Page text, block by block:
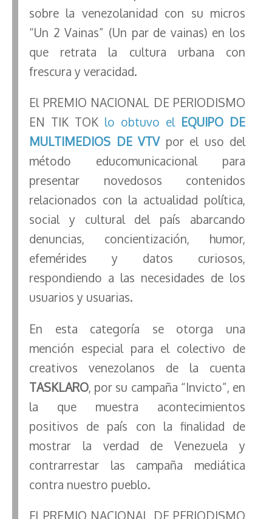
sobre la venezolanidad con su micros
“Un 2 Vainas” (Un par de vainas) en los
que retrata la cultura urbana con
frescura y veracidad.
El PREMIO NACIONAL DE PERIODISMO
EN TIK TOK lo obtuvo el EQUIPO DE
MULTIMEDIOS DE VTVpor el uso del
método educomunicacional para
presentar novedosos contenidos
relacionados con la actualidad política,
social y cultural del país abarcando
denuncias, concientización, humor,
efemérides y datos curiosos,
respondiendo a las necesidades de los
usuarios y usuarias.
En esta categoría se otorga una
mención especial para el colectivo de
creativos venezolanos de la cuenta
TASKLARO, por su campaña “Invicto”, en
la que muestra acontecimientos
positivos de país con la finalidad de
mostrar la verdad de Venezuela y
contrarrestar las campaña mediática
contra nuestro pueblo.
El PREMIO NACIONAL DE PERIODISMO